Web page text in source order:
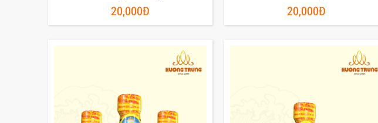
20,000Đ 20,000Đ